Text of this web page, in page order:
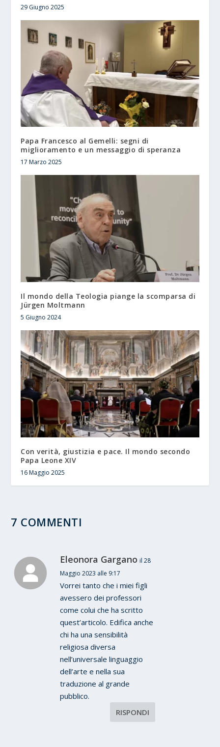
29 Giugno 2025
Papa Francesco al Gemelli: segni di
miglioramento e un messaggio di speranza
17 Marzo 2025
Il mondo della Teologia piange la scomparsa di
Jürgen Moltmann
5 Giugno 2024
Con verità, giustizia e pace. Il mondo secondo
Papa Leone XIV
16 Maggio 2025
7 COMMENTI
Eleonora Gargano il 28
Maggio 2023 alle 9:17
Vorrei tanto che i miei figli
avessero dei professori
come colui che ha scritto
quest’articolo. Edifica anche
chi ha una sensibilità
religiosa diversa
nell’universale linguaggio
dell’arte e nella sua
traduzione al grande
pubblico.
RISPONDI